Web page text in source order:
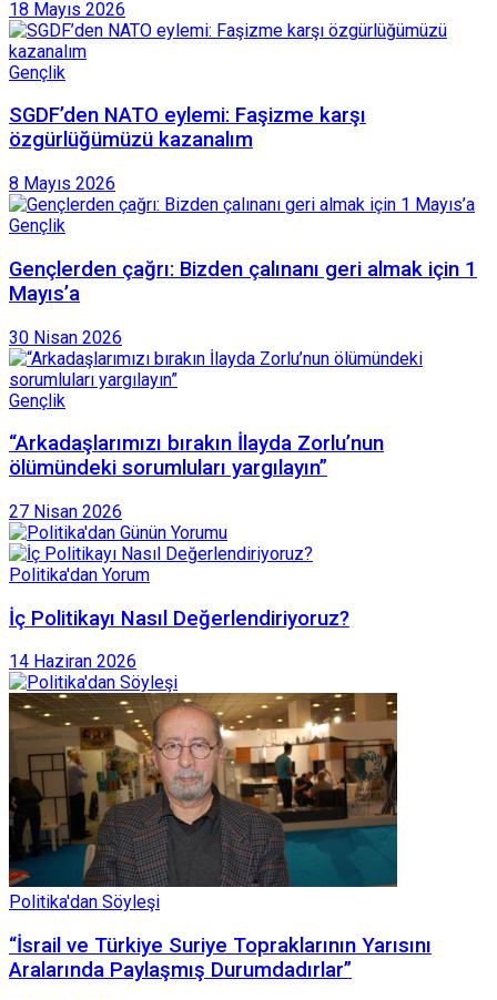
18 Mayıs 2026
Gençlik
SGDF’den NATO eylemi: Faşizme karşı
özgürlüğümüzü kazanalım
8 Mayıs 2026
Gençlik
Gençlerden çağrı: Bizden çalınanı geri almak için 1
Mayıs’a
30 Nisan 2026
Gençlik
“Arkadaşlarımızı bırakın İlayda Zorlu’nun
ölümündeki sorumluları yargılayın”
27 Nisan 2026
Politika'dan Yorum
İç Politikayı Nasıl Değerlendiriyoruz?
14 Haziran 2026
Politika'dan Söyleşi
“İsrail ve Türkiye Suriye Topraklarının Yarısını
Aralarında Paylaşmış Durumdadırlar”